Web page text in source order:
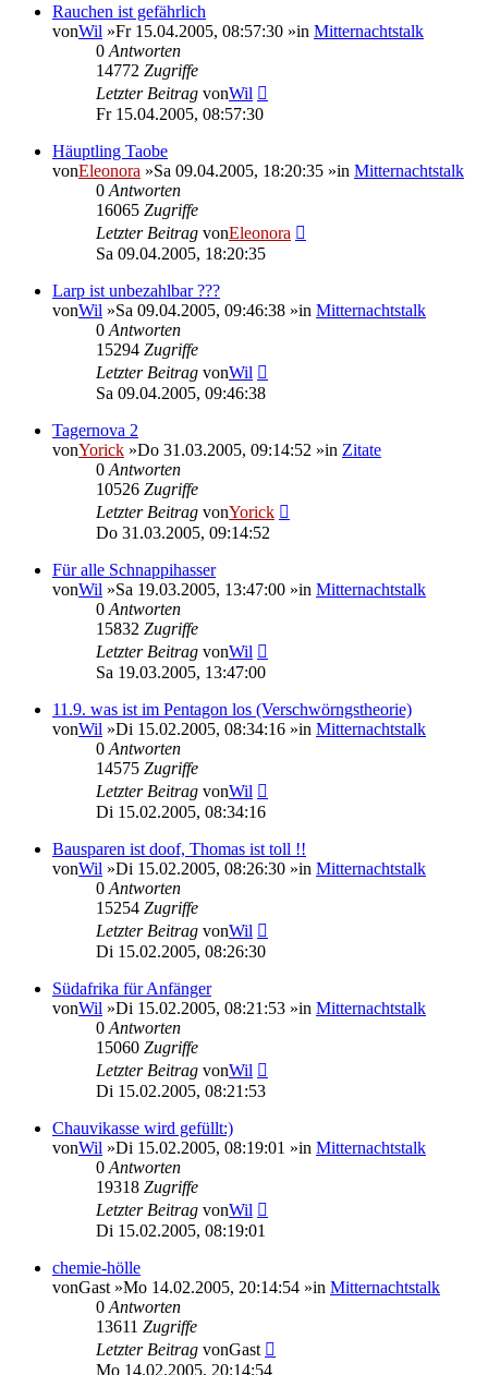
Rauchen ist gefährlich
vonWil »Fr 15.04.2005, 08:57:30 »in Mitternachtstalk
0 Antworten
14772 Zugriffe
Letzter Beitrag vonWil
Fr 15.04.2005, 08:57:30
Häuptling Taobe
vonEleonora »Sa 09.04.2005, 18:20:35 »in Mitternachtstalk
0 Antworten
16065 Zugriffe
Letzter Beitrag vonEleonora
Sa 09.04.2005, 18:20:35
Larp ist unbezahlbar ???
vonWil »Sa 09.04.2005, 09:46:38 »in Mitternachtstalk
0 Antworten
15294 Zugriffe
Letzter Beitrag vonWil
Sa 09.04.2005, 09:46:38
Tagernova 2
vonYorick »Do 31.03.2005, 09:14:52 »in Zitate
0 Antworten
10526 Zugriffe
Letzter Beitrag vonYorick
Do 31.03.2005, 09:14:52
Für alle Schnappihasser
vonWil »Sa 19.03.2005, 13:47:00 »in Mitternachtstalk
0 Antworten
15832 Zugriffe
Letzter Beitrag vonWil
Sa 19.03.2005, 13:47:00
11.9. was ist im Pentagon los (Verschwörngstheorie)
vonWil »Di 15.02.2005, 08:34:16 »in Mitternachtstalk
0 Antworten
14575 Zugriffe
Letzter Beitrag vonWil
Di 15.02.2005, 08:34:16
Bausparen ist doof, Thomas ist toll !!
vonWil »Di 15.02.2005, 08:26:30 »in Mitternachtstalk
0 Antworten
15254 Zugriffe
Letzter Beitrag vonWil
Di 15.02.2005, 08:26:30
Südafrika für Anfänger
vonWil »Di 15.02.2005, 08:21:53 »in Mitternachtstalk
0 Antworten
15060 Zugriffe
Letzter Beitrag vonWil
Di 15.02.2005, 08:21:53
Chauvikasse wird gefüllt:)
vonWil »Di 15.02.2005, 08:19:01 »in Mitternachtstalk
0 Antworten
19318 Zugriffe
Letzter Beitrag vonWil
Di 15.02.2005, 08:19:01
chemie-hölle
vonGast »Mo 14.02.2005, 20:14:54 »in Mitternachtstalk
0 Antworten
13611 Zugriffe
Letzter Beitrag vonGast
Mo 14.02.2005, 20:14:54